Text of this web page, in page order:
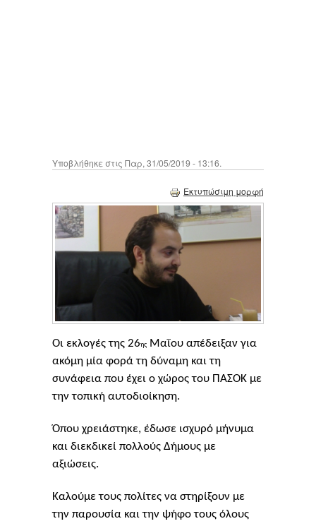
Υποβλήθηκε στις Παρ, 31/05/2019 - 13:16.
Εκτυπώσιμη μορφή
Οι εκλογές της 26ης Μαΐου απέδειξαν για
ακόμη μία φορά τη δύναμη και τη
συνάφεια που έχει ο χώρος του ΠΑΣΟΚ με
την τοπική αυτοδιοίκηση.
Όπου χρειάστηκε, έδωσε ισχυρό μήνυμα
και διεκδικεί πολλούς Δήμους με
αξιώσεις.
Καλούμε τους πολίτες να στηρίξουν με
την παρουσία και την ψήφο τους όλους